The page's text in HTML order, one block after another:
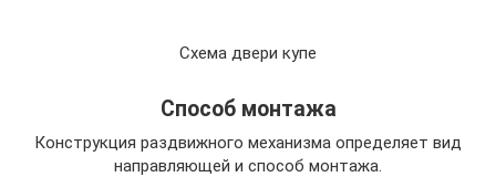
Схема двери купе
Способ монтажа
Конструкция раздвижного механизма определяет вид
направляющей и способ монтажа.